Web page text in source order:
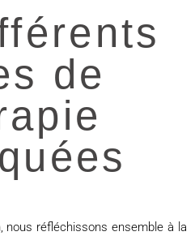
de
nous réfléchissons ensemble à la